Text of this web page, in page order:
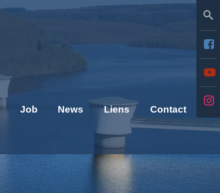
Job News Liens Contact